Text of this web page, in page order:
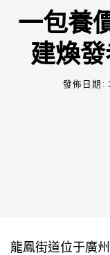
一包養
建煥
發佈日期:
龍鳳街道位于廣